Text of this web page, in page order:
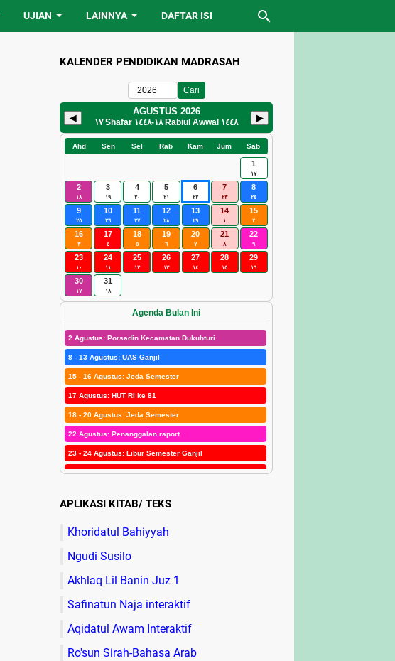
UJIAN LAINNYA DAFTAR ISI
KALENDER PENDIDIKAN MADRASAH
Cari
◀
AGUSTUS 2026
١٧ Shafar ١٤٤٨- ١٨ Rabiul Awwal ١٤٤٨ ▶
Ahd Sen Sel Rab Kam Jum Sab
1
١٧
2
١٨
3
١٩
4
٢٠
5
٢١
6
٢٢
7
٢٣
8
٢٤
9
٢٥
10
٢٦
11
٢٧
12
٢٨
13
٢٩
14
١
15
٢
16
٣
17
٤
18
٥
19
٦
20
٧
21
٨
22
٩
23
١٠
24
١١
25
١٢
26
١٣
27
١٤
28
١٥
29
١٦
30
١٧
31
١٨
Agenda Bulan Ini
2 Agustus: Porsadin Kecamatan Dukuhturi
8 - 13 Agustus: UAS Ganjil
15 - 16 Agustus: Jeda Semester
17 Agustus: HUT RI ke 81
18 - 20 Agustus: Jeda Semester
22 Agustus: Penanggalan raport
23 - 24 Agustus: Libur Semester Ganjil
25 Agustus: Maulid Nabi SAW
30 Agustus: Porsadin Kab. Tegal di Dukuhturi dan Awal
APLIKASI KITAB/ TEKS
Khoridatul Bahiyyah
Ngudi Susilo
Akhlaq Lil Banin Juz 1
Safinatun Naja interaktif
Aqidatul Awam Interaktif
Ro'sun Sirah-Bahasa Arab